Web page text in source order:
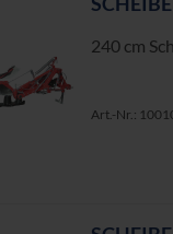
240 cm
Art.-Nr.: